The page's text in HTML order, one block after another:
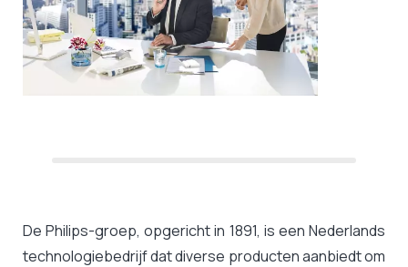
De Philips-groep, opgericht in 1891, is een Nederlands
technologiebedrijf dat diverse producten aanbiedt om